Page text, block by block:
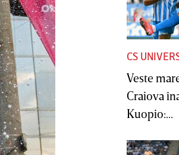
CS
Veste
Craiova
Kuopio:...